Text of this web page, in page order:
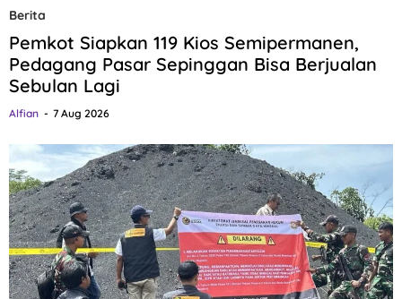
Berita
Pemkot Siapkan 119 Kios Semipermanen,
Pedagang Pasar Sepinggan Bisa Berjualan
Sebulan Lagi
Alfian 7 Aug 2026